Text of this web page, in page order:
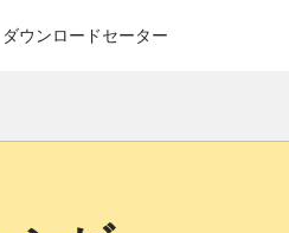
ダウンロードセーター